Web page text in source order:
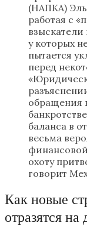
(НАПКА)
работая с
у которых
пытается
перед
обращения
баланса в
весьма
охоту
говорит
Как новые
отразятся